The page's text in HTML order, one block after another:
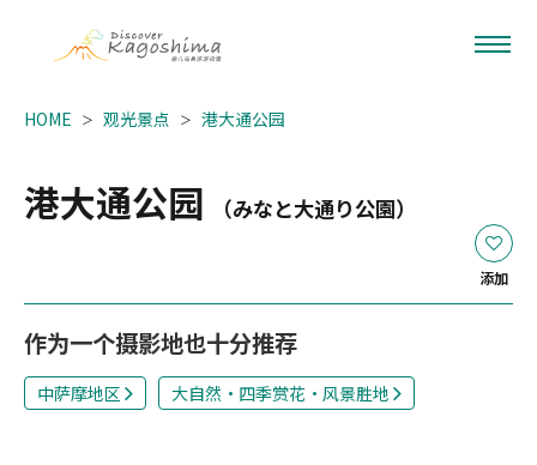
HOME 观光景点 港大通公园
港大通公园 （みなと大通り公園）
添加
作为一个摄影地也十分推荐
中萨摩地区 大自然・四季赏花・风景胜地